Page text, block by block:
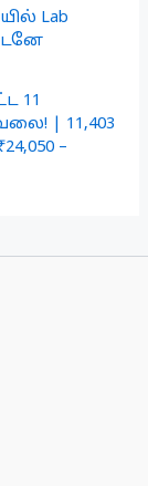
Lab
11
| 11,403
–